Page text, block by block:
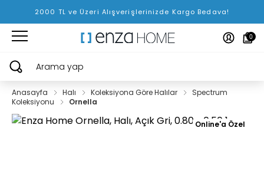
2000 TL ve Üzeri Alışverişlerinizde Kargo Bedava!
0
Arama yap
Anasayfa Halı Koleksiyona Göre Halılar
Spectrum
Koleksiyonu
Ornella
Online'a Özel